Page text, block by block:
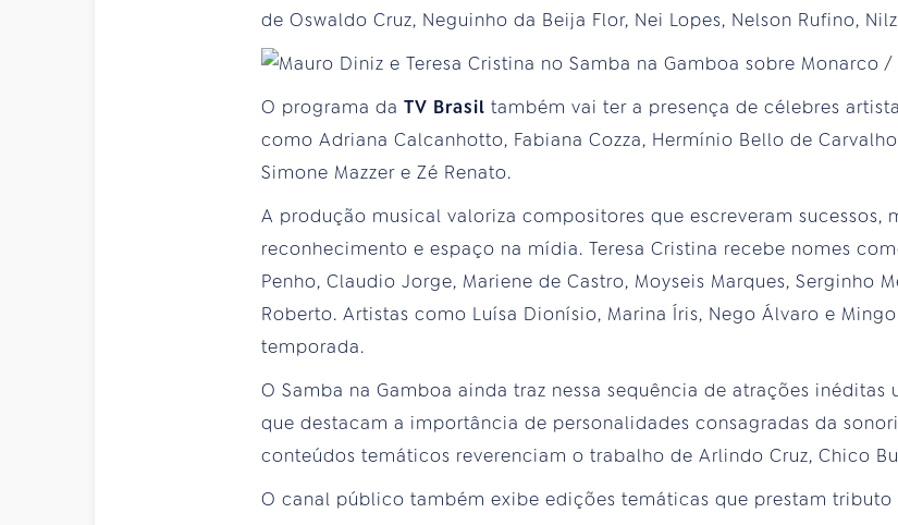
de Oswaldo Cruz, Neguinho da Beija Flor, Nei Lopes, Nelson Rufino,
O programa da TV Brasil também vai ter a presença de célebres
como Adriana Calcanhotto, Fabiana Cozza, Hermínio Bello de
Simone Mazzer e Zé Renato.
A produção musical valoriza compositores que escreveram sucessos,
reconhecimento e espaço na mídia. Teresa Cristina recebe nomes
Penho, Claudio Jorge, Mariene de Castro, Moyseis Marques, Serginho
Roberto. Artistas como Luísa Dionísio, Marina Íris, Nego Álvaro e
temporada.
O Samba na Gamboa ainda traz nessa sequência de atrações
que destacam a importância de personalidades consagradas da
conteúdos temáticos reverenciam o trabalho de Arlindo Cruz, Chico
O canal público também exibe edições temáticas que prestam